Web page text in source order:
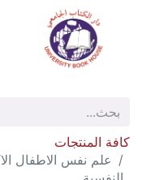
كافة المنتجات
علم نفس الاطفال